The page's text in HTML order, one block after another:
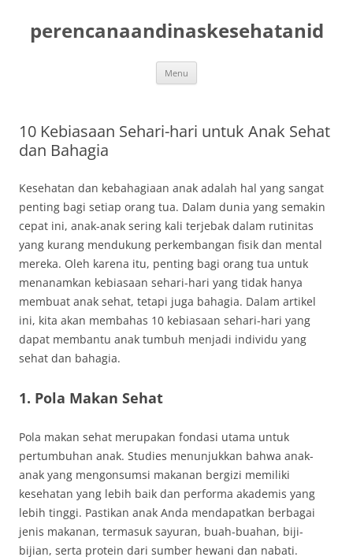
content
perencanaandinaskesehatanid
Menu
10 Kebiasaan Sehari-hari untuk Anak Sehat
dan Bahagia
Kesehatan dan kebahagiaan anak adalah hal yang sangat
penting bagi setiap orang tua. Dalam dunia yang semakin
cepat ini, anak-anak sering kali terjebak dalam rutinitas
yang kurang mendukung perkembangan fisik dan mental
mereka. Oleh karena itu, penting bagi orang tua untuk
menanamkan kebiasaan sehari-hari yang tidak hanya
membuat anak sehat, tetapi juga bahagia. Dalam artikel
ini, kita akan membahas 10 kebiasaan sehari-hari yang
dapat membantu anak tumbuh menjadi individu yang
sehat dan bahagia.
1. Pola Makan Sehat
Pola makan sehat merupakan fondasi utama untuk
pertumbuhan anak. Studies menunjukkan bahwa anak-
anak yang mengonsumsi makanan bergizi memiliki
kesehatan yang lebih baik dan performa akademis yang
lebih tinggi. Pastikan anak Anda mendapatkan berbagai
jenis makanan, termasuk sayuran, buah-buahan, biji-
bijian, serta protein dari sumber hewani dan nabati.